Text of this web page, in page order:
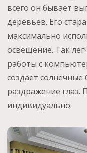
всего он бывает
деревьев. Его
максимально
освещение. Так
работы с
создает
раздражение глаз.
индивидуально.